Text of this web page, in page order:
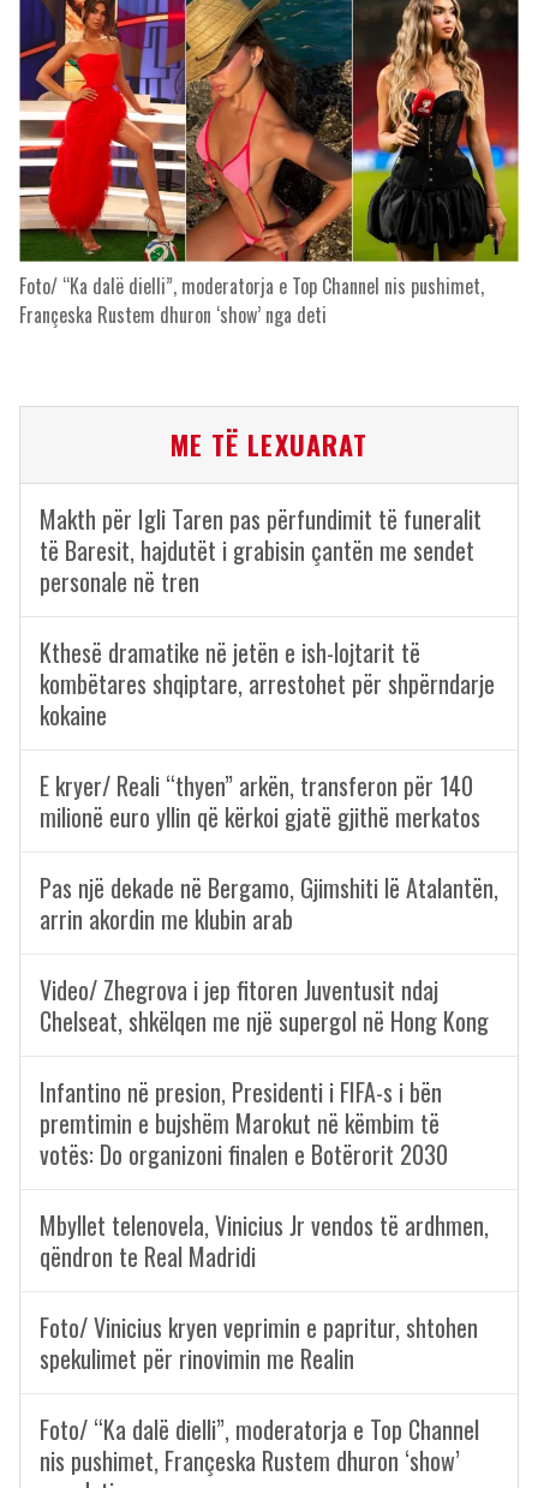
Foto/ “Ka dalë dielli”, moderatorja e Top Channel nis pushimet,
Françeska Rustem dhuron ‘show’ nga deti
ME TË LEXUARAT
Makth për Igli Taren pas përfundimit të funeralit
të Baresit, hajdutët i grabisin çantën me sendet
personale në tren
Kthesë dramatike në jetën e ish-lojtarit të
kombëtares shqiptare, arrestohet për shpërndarje
kokaine
E kryer/ Reali “thyen” arkën, transferon për 140
milionë euro yllin që kërkoi gjatë gjithë merkatos
Pas një dekade në Bergamo, Gjimshiti lë Atalantën,
arrin akordin me klubin arab
Video/ Zhegrova i jep fitoren Juventusit ndaj
Chelseat, shkëlqen me një supergol në Hong Kong
Infantino në presion, Presidenti i FIFA-s i bën
premtimin e bujshëm Marokut në këmbim të
votës: Do organizoni finalen e Botërorit 2030
Mbyllet telenovela, Vinicius Jr vendos të ardhmen,
qëndron te Real Madridi
Foto/ Vinicius kryen veprimin e papritur, shtohen
spekulimet për rinovimin me Realin
Foto/ “Ka dalë dielli”, moderatorja e Top Channel
nis pushimet, Françeska Rustem dhuron ‘show’